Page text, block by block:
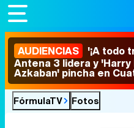
AUDIENCIAS '¡A todo
Antena 3 lidera y
Azkaban' pincha en
FórmulaTV Fotos